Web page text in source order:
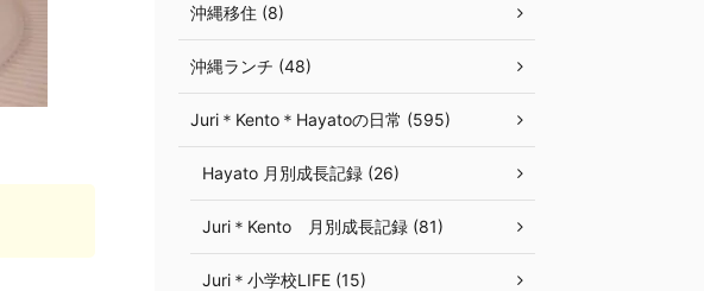
沖縄移住 (8)
沖縄ランチ (48)
Juri＊Kento＊Hayatoの日常 (595)
Hayato 月別成長記録 (26)
Juri＊Kento 月別成長記録 (81)
Juri＊小学校LIFE (15)